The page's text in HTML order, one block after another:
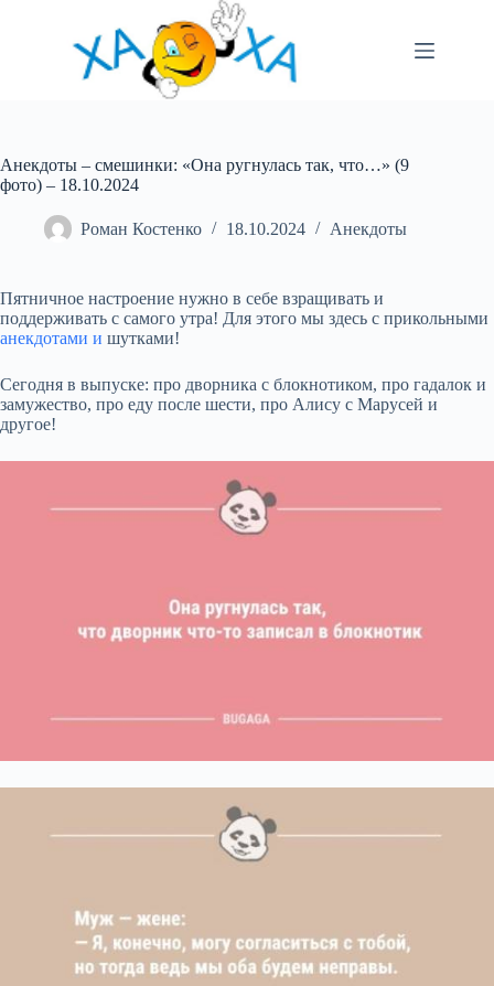
Анекдоты – смешинки: «Она ругнулась так, что…» (9
фото) – 18.10.2024
Роман Костенко 18.10.2024 Анекдоты
Пятничное настроение нужно в себе взращивать и
поддерживать с самого утра! Для этого мы здесь с прикольными
анекдотами и шутками!
Сегодня в выпуске: про дворника с блокнотиком, про гадалок и
замужество, про еду после шести, про Алису с Марусей и
другое!